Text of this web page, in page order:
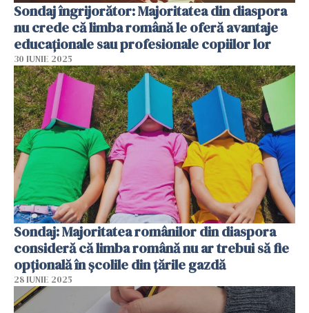
Sondaj îngrijorător: Majoritatea din diaspora
nu crede că limba română le oferă avantaje
educaționale sau profesionale copiilor lor
30 IUNIE 2025
Sondaj: Majoritatea românilor din diaspora
consideră că limba română nu ar trebui să fie
opțională în școlile din țările gazdă
28 IUNIE 2025